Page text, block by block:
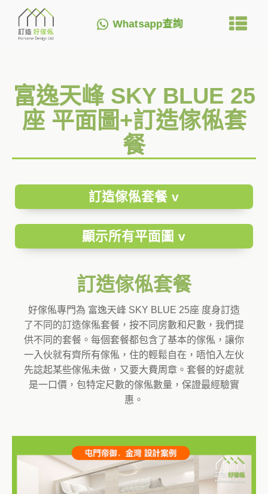
Whatsapp查詢
富逸天峰 SKY BLUE 25
座 平面圖+訂造傢俬套
餐
訂造傢俬套餐 v
顯示所有平面圖 v
訂造傢俬套餐
好傢俬專門為 富逸天峰 SKY BLUE 25座 度身訂造
了不同的訂造傢俬套餐，按不同房數和尺數，我們提
供不同的套餐。每個套餐都包含了基本的傢俬，讓你
一入伙就有齊所有傢俬，住的輕鬆自在，唔怕入左伙
先諗起某些傢俬未做，又要大費周章。套餐的好處就
是一口價，包特定尺數的傢俬數量，保證最經驗實
惠。